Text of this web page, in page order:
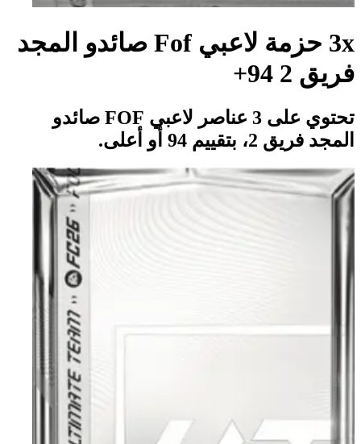
3x حزمة لاعبي Fof صائدو المجد
فريق 2 94+
تحتوي على 3 عناصر لاعبي FOF صائدو
المجد فريق 2، بتقييم 94 أو أعلى.